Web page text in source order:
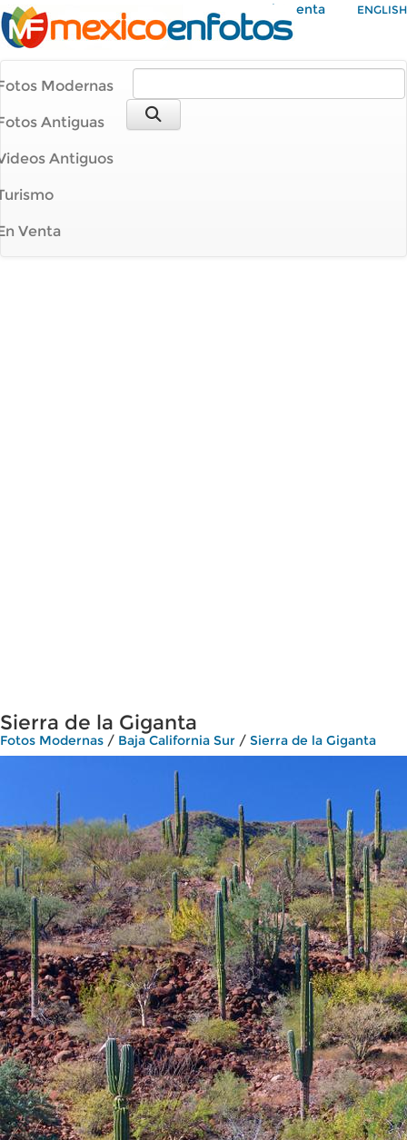
Mi Cuenta ENGLISH
Modernas
Antiguas
Antiguos
Venta
Sierra de la Giganta
Fotos Modernas / Baja California Sur / Sierra de la Giganta